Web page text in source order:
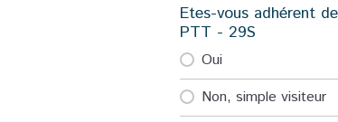
Etes-vous adhérent
PTT - 29S
Oui
Non, simple visiteur